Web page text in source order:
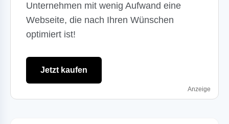
Unternehmen mit wenig Aufwand eine
Webseite, die nach Ihren Wünschen
optimiert ist!
Jetzt kaufen
Anzeige